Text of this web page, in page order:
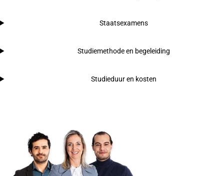
Staatsexamens
Studiemethode en begeleiding
Studieduur en kosten